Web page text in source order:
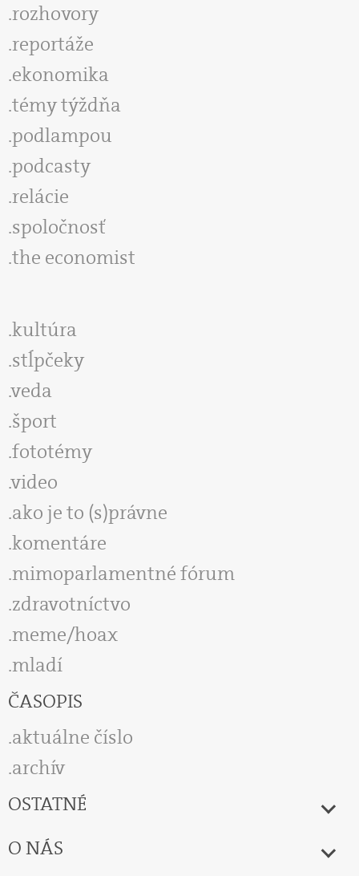
rozhovory
reportáže
ekonomika
témy týždňa
podlampou
podcasty
relácie
spoločnosť
the economist
kultúra
stĺpčeky
veda
šport
fototémy
video
ako je to (s)právne
komentáre
mimoparlamentné fórum
zdravotníctvo
meme/hoax
mladí
ČASOPIS
aktuálne číslo
archív
OSTATNÉ
O NÁS